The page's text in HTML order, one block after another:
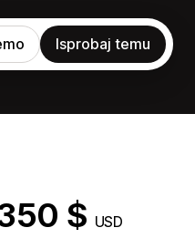
Isprobaj temu
$ USD